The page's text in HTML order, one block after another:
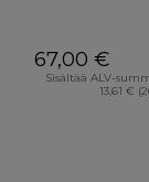
67,00 €
Sisältää ALV-
13,61 €